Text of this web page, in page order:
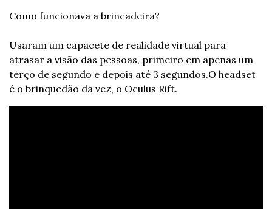
Como funcionava a brincadeira?
Usaram um capacete de realidade virtual para
atrasar a visão das pessoas, primeiro em apenas um
terço de segundo e depois até 3 segundos.O headset
é o brinquedão da vez, o Oculus Rift.